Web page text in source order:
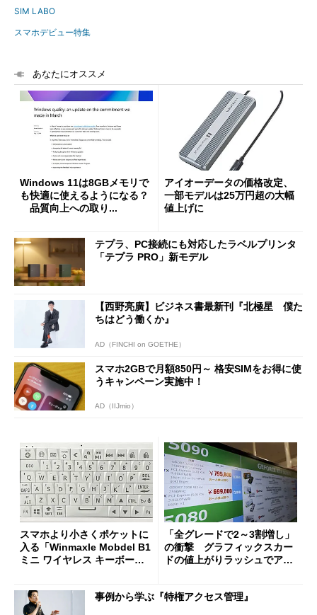
SIM LABO
スマホデビュー特集
あなたにオススメ
Windows 11は8GBメモリで
も快適に使えるようになる？
品質向上への取り...
アイオーデータの価格改定、
一部モデルは25万円超の大幅
値上げに
テプラ、PC接続にも対応したラベルプリンタ
「テプラ PRO」新モデル
【西野亮廣】ビジネス書最新刊『北極星 僕た
ちはどう働くか』
AD（FINCHI on GOETHE）
スマホ2GBで月額850円～ 格安SIMをお得に使
うキャンペーン実施中！
AD（IIJmio）
スマホより小さくポケットに
入る「Winmaxle Mobdel B1
ミニ ワイヤレス キーボー
「全グレードで2～3割増し」
の衝撃 グラフィックスカー
ドの値上がりラッシュでアキ
事例から学ぶ『特権アクセス管理』